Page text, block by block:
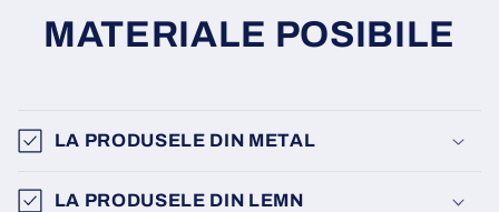
MATERIALE POSIBILE
LA PRODUSELE DIN METAL
LA PRODUSELE DIN LEMN